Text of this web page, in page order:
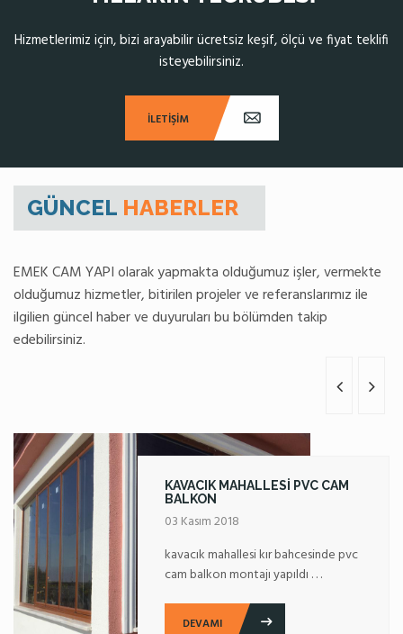
Hizmetlerimiz için, bizi arayabilir ücretsiz keşif, ölçü ve fiyat teklifi
isteyebilirsiniz.
İLETİŞİM
GÜNCEL HABERLER
EMEK CAM YAPI olarak yapmakta olduğumuz işler, vermekte
olduğumuz hizmetler, bitirilen projeler ve referanslarımız ile
ilgilien güncel haber ve duyuruları bu bölümden takip
edebilirsiniz.
KAVACIK MAHALLESI PVC CAM
BALKON
03 Kasım 2018
kavacık mahallesi kır bahcesinde pvc
cam balkon montajı yapıldı . . .
DEVAMI